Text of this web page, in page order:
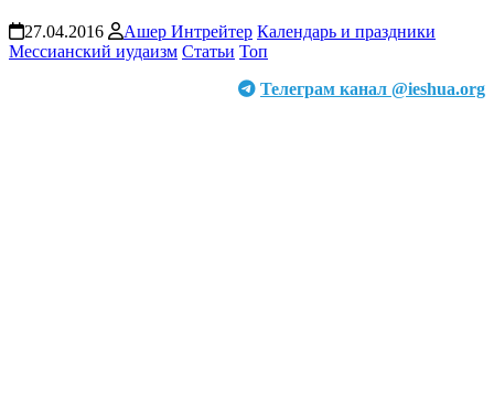
27.04.2016 Ашер Интрейтер Календарь и праздники
Мессианский иудаизм Статьи Топ
Телеграм канал @ieshua.org